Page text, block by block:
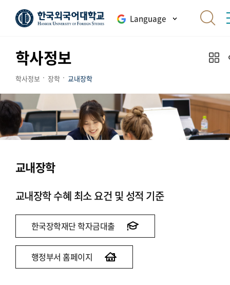
Language
학사정보
학사정보 장학 교내장학
교내장학
교내장학 수혜 최소 요건 및 성적 기준
한국장학재단 학자금대출
행정부서 홈페이지